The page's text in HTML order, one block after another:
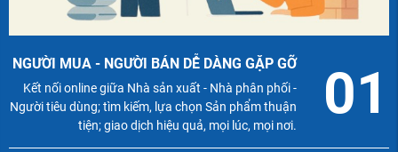
NGƯỜI MUA - NGƯỜI BÁN DỄ DÀNG GẶP GỠ
Kết nối online giữa Nhà sản xuất - Nhà phân phối -
Người tiêu dùng; tìm kiếm, lựa chọn Sản phẩm thuận
tiện; giao dịch hiệu quả, mọi lúc, mọi nơi.
01